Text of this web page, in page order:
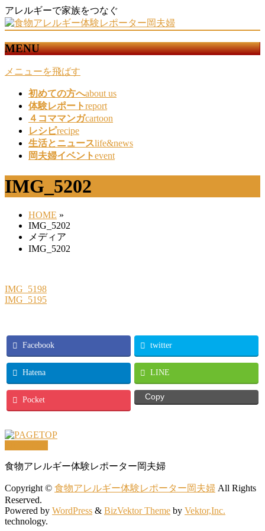
アレルギーで家族をつなぐ
MENU
メニューを飛ばす
初めての方へabout us
体験レポートreport
４コママンガcartoon
レシピrecipe
生活とニュースlife&news
岡夫婦イベントevent
IMG_5202
HOME »
IMG_5202
メディア
IMG_5202
IMG_5198
IMG_5195
Facebook twitter
Hatena LINE
Pocket Copy
食物アレルギー体験レポーター岡夫婦
Copyright © 食物アレルギー体験レポーター岡夫婦 All Rights
Reserved.
Powered by WordPress & BizVektor Theme by Vektor,Inc.
technology.